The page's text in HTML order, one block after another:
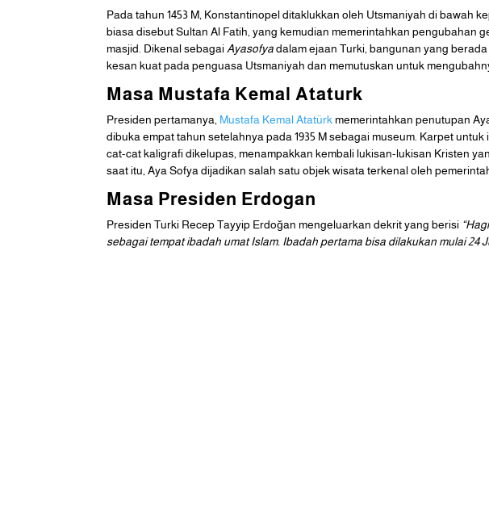
Pada tahun 1453 M, Konstantinopel ditaklukkan oleh Utsmaniyah di bawah
biasa disebut Sultan Al Fatih, yang kemudian memerintahkan pengubahan
masjid. Dikenal sebagai Ayasofyadalam ejaan Turki, bangunan yang
kesan kuat pada penguasa Utsmaniyah dan memutuskan untuk
Masa Mustafa Kemal Ataturk
Presiden pertamanya, Mustafa Kemal Atatürk memerintahkan penutupan
dibuka empat tahun setelahnya pada 1935 M sebagai museum. Karpet
cat-cat kaligrafi dikelupas, menampakkan kembali lukisan-lukisan Kristen
saat itu, Aya Sofya dijadikan salah satu objek wisata terkenal oleh
Masa Presiden Erdogan
Presiden Turki Recep Tayyip Erdoğan mengeluarkan dekrit yang berisi
sebagai tempat ibadah umat Islam. Ibadah pertama bisa dilakukan mulai 24